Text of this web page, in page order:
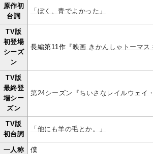
原作初
台詞
「ぼく、青でよかった」
TV版
初登場
シーズ
ン
長編第11作『映画 きかんしゃトーマ
TV版
最終登
場シー
ズン
第24シーズン 『ちいさなレイルウェイ
TV版
初台詞
「他にも羊の毛とか。」
一人称 僕